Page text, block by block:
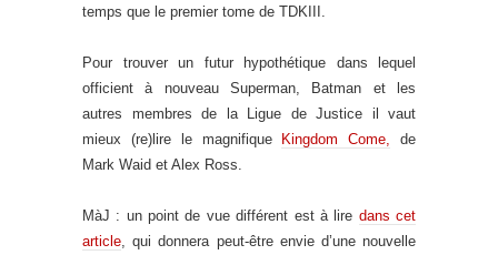
temps que le premier tome de TDKIII.
Pour trouver un futur hypothétique dans lequel
officient à nouveau Superman, Batman et les
autres membres de la Ligue de Justice il vaut
mieux (re)lire le magnifique
Kingdom Come, de
Mark Waid et Alex Ross.
MàJ : un point de vue différent est à lire dans cet
article, qui donnera peut-être envie d’une nouvelle